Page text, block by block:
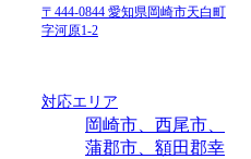
〒444-0844 愛知県岡崎市天白町
字河原1-2
対応エリア
岡崎市、西尾市、
蒲郡市、額田郡幸